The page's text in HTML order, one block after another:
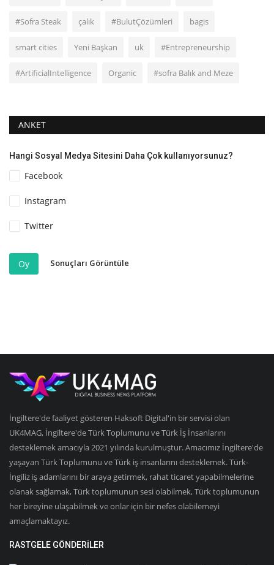
#Sofra Steak çalık #BulutÇözümleri bagis
smart cities Yeni Başkan uk #Entrepreneurship
#ArtificialIntelligence Organic #sofra Balık and Meze
ANKET
Hangi Sosyal Medya Sitesini Daha Çok kullanıyorsunuz?
Facebook
Instagram
Twitter
Oy Sonuçları Görüntüle
İngiltere'de faaliyet gösteren Haksoft Digital'in bir servisi olan
UK4MAG, İngiltere'de Türk Toplumunu ve Türk İş İnsanlarını
desteklemek amacıyla 2021 yılında kurulmuştur. Amacımız İngiltere'de
yaşayan Türk Toplumunu ve Türk iş insanlarını desteklemek. Türk-
İngiliz iş adamlarını bir araya getirmek, rahat ticaret yapabilmelerine
olanak sağlamak, Türk toplumunun sesi olabilmek, Türk toplumunun
her bireyine ulaşabilmek ve onlar için bir nefes olabilemeyi
amaçlamaktayız.
RASTGELE GÖNDERILER